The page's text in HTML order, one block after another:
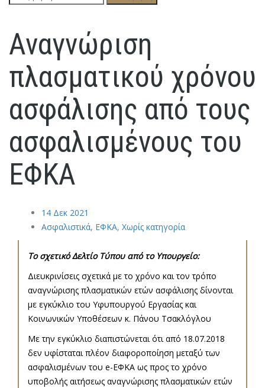
για:
Αναγνώριση
πλασματικού χρόνου
ασφάλισης από τους
ασφαλισμένους του
ΕΦΚΑ
14 Δεκ 2021
Ασφαλιστικά, ΕΦΚΑ, Χωρίς κατηγορία
Το σχετικό Δελτίο Τύπου από το Υπουργείο:
Διευκρινίσεις σχετικά με το χρόνο και τον τρόπο
αναγνώρισης πλασματικών ετών ασφάλισης δίνονται
με εγκύκλιο του Υφυπουργού Εργασίας και
Κοινωνικών Υποθέσεων κ. Πάνου Τσακλόγλου
Με την εγκύκλιο διαπιστώνεται ότι από 18.07.2018
δεν υφίσταται πλέον διαφοροποίηση μεταξύ των
ασφαλισμένων του e-ΕΦΚΑ ως προς το χρόνο
υποβολής αιτήσεως αναγνώρισης πλασματικών ετών
Post
navigation